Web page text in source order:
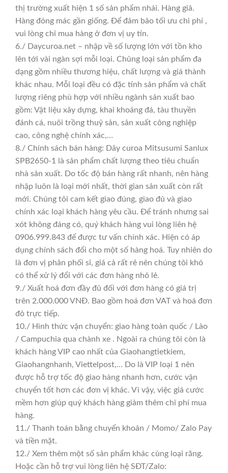
thị trường xuất hiện 1 số sản phẩm nhái. Hàng giả.
Hàng đóng mác gần giống. Để đảm bảo tối ưu chi phí ,
vui lòng chỉ mua hàng ở đơn vị uy tín.
6./ Daycuroa.net – nhập về số lượng lớn với tồn kho
lên tới vài ngàn sợi mỗi loại. Chủng loại sản phẩm đa
dạng gồm nhiều thương hiệu, chất lượng và giá thành
khác nhau. Mỗi loại đều có đặc tính sản phẩm và chất
lượng riêng phù hợp với nhiều ngành sản xuất bao
gồm: Vật liệu xây dựng, khai khoáng đá, tàu thuyền
đánh cá, nuôi trồng thuỷ sản, sản xuất công nghiệp
cao, công nghệ chính xác,…
8./ Chính sách bán hàng: Dây curoa Mitsusumi Sanlux
SPB2650-1 là sản phẩm chất lượng theo tiêu chuẩn
nhà sản xuất. Do tốc độ bán hàng rất nhanh, nên hàng
nhập luôn là loại mới nhất, thời gian sản xuất còn rất
mới. Chúng tôi cam kết giao đúng, giao đủ và giao
chính xác loại khách hàng yêu cầu. Để tránh nhưng sai
xót không đáng có, quý khách hàng vui lòng liên hệ
0906.999.843 để được tư vấn chính xác. Hiện có áp
dụng chính sách đổi cho một số hàng hoá. Tuy nhiên do
là đơn vị phân phối sỉ, giá cả rất rẻ nên chúng tôi khó
có thể xử lý đổi với các đơn hàng nhỏ lẻ.
9./ Xuất hoá đơn đầy đủ đối với đơn hàng có giá trị
trên 2.000.000 VNĐ. Bao gồm hoá đơn VAT và hoá đơn
đỏ trực tiếp.
10./ Hình thức vận chuyển: giao hàng toàn quốc / Lào
/ Campuchia qua chành xe . Ngoài ra chúng tôi còn là
khách hàng VIP cao nhất của Giaohangtietkiem,
Giaohangnhanh, Viettelpost,… Do là VIP loại 1 nên
được hỗ trợ tốc độ giao hàng nhanh hơn, cước vận
chuyển tốt hơn các đơn vị khác. Vì vậy, việc giá cước
mềm hơn giúp quý khách hàng giảm thêm chi phí mua
hàng.
11./ Thanh toán bằng chuyển khoản / Momo/ Zalo Pay
và tiền mặt.
12./ Xem thêm một số sản phẩm khác cùng loại răng.
Hoặc cần hỗ trợ vui lòng liên hệ SĐT/Zalo: